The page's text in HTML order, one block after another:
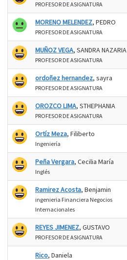
PROFESOR DE ASIGNATURA
MORENO MELENDEZ, PEDRO
PROFESOR DE ASIGNATURA
MUÑOZ VEGA, SANDRA NAZARIA
PROFESOR DE ASIGNATURA
ordoñez hernandez, sayra
PROFESOR DE ASIGNATURA
OROZCO LIMA, STHEPHANIA
PROFESOR DE ASIGNATURA
Ortíz Meza, Filiberto
Ingeniería
Peña Vergara, Cecilia María
Inglés
Ramirez Acosta, Benjamin
ingenieria Financiera Negocios
Internacionales
REYES JIMENEZ, GUSTAVO
PROFESOR DE ASIGNATURA
Rico, Daniela